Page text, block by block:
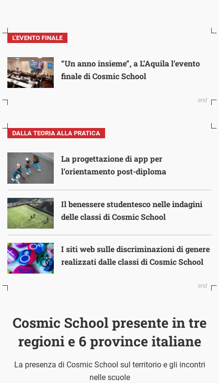
L’EVENTO FINALE
“Un anno insieme”, a L’Aquila l’evento
finale di Cosmic School
DALLA TEORIA ALLA PRATICA
La progettazione di app per
l’orientamento post-diploma
Il benessere studentesco nelle indagini
delle classi di Cosmic School
I siti web sulle discriminazioni di genere
realizzati dalle classi di Cosmic School
Cosmic School presente in tre
regioni e 6 province italiane
La presenza di Cosmic School sul territorio e gli incontri
nelle scuole